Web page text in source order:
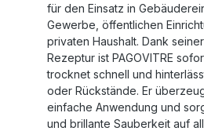
für den Einsatz in
Gewerbe, öffentlichen
privaten Haushalt. Dank
Rezeptur ist PAGOVITRE
trocknet schnell und
oder Rückstände. Er
einfache Anwendung und
und brillante Sauberkeit auf